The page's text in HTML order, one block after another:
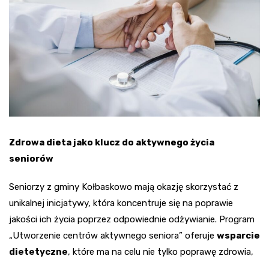
Zdrowa dieta jako klucz do aktywnego życia
seniorów
Seniorzy z gminy Kołbaskowo mają okazję skorzystać z
unikalnej inicjatywy, która koncentruje się na poprawie
jakości ich życia poprzez odpowiednie odżywianie. Program
„Utworzenie centrów aktywnego seniora” oferuje wsparcie
dietetyczne, które ma na celu nie tylko poprawę zdrowia,